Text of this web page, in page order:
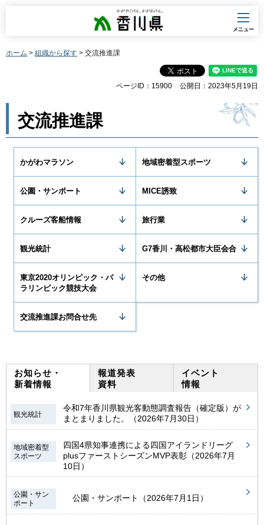
香川県
メニュー
ホーム > 組織から探す > 交流推進課
ページID：15900 公開日：2023年5月19日
交流推進課
かがわマラソン 地域密着型スポーツ
公園・サンポート MICE誘致
クルーズ客船情報 旅行業
観光統計 G7香川・高松都市大臣会合
東京2020オリンピック・パ
ラリンピック競技大会
その他
交流推進課お問合せ先
お知らせ・
新着情報
観光統計
令和7年香川県観光客動態調査報告（確定版）が
まとまりました。（2026年7月30日）
地域密着型
スポーツ
四国4県知事連携による四国アイランドリーグ
plusファーストシーズンMVP表彰（2026年7月
10日）
公園・サン
ポート
公園・サンポート（2026年7月1日）
報道発表
資料
イベント
情報